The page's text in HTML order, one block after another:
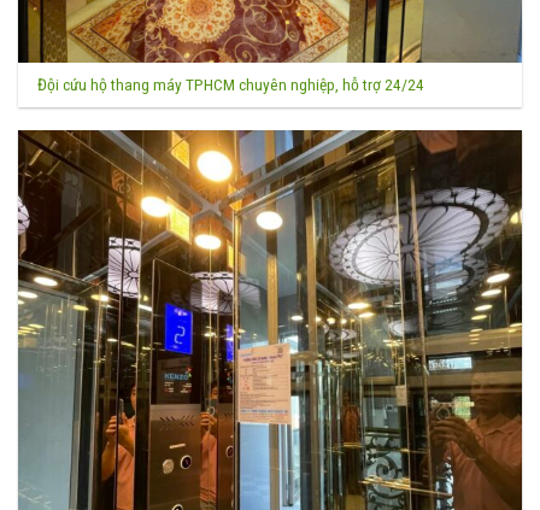
Đội cứu hộ thang máy TPHCM chuyên nghiệp, hỗ trợ 24/24